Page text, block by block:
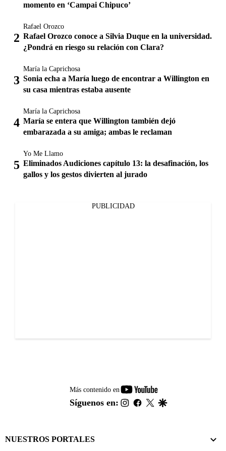
momento en ‘Campai Chipuco’
Rafael Orozco
Rafael Orozco conoce a Silvia Duque en la universidad.
¿Pondrá en riesgo su relación con Clara?
María la Caprichosa
Sonia echa a María luego de encontrar a Willington en
su casa mientras estaba ausente
María la Caprichosa
María se entera que Willington también dejó
embarazada a su amiga; ambas le reclaman
Yo Me Llamo
Eliminados Audiciones capítulo 13: la desafinación, los
gallos y los gestos divierten al jurado
PUBLICIDAD
Más contenido en
youtube-
footer
Síguenos en: instagram
facebook
twitter
NUESTROS PORTALES